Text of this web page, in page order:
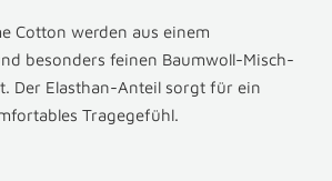
Cotton werden aus einem
besonders feinen Baumwoll-Misch-
Der Elasthan-Anteil sorgt für ein
Tragegefühl.